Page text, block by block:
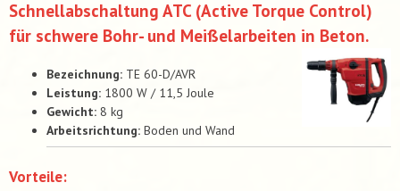
Schnellabschaltung ATC (Active Torque Control)
für schwere Bohr- und Meißelarbeiten in Beton.
Bezeichnung: TE 60-D/AVR
Leistung: 1800 W / 11,5 Joule
Gewicht: 8 kg
Arbeitsrichtung: Boden und Wand
Vorteile: